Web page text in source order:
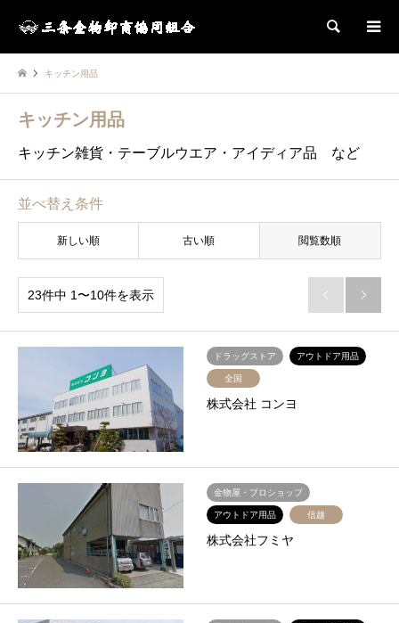
検索
キッチン用品
キッチン用品
キッチン雑貨・テーブルウエア・アイディア品 など
並べ替え条件
新しい順 古い順 閲覧数順
23件中 1〜10件を表示  
ドラッグストア アウトドア用品
全国
株式会社 コンヨ
金物屋・プロショップ
アウトドア用品 信越
株式会社フミヤ